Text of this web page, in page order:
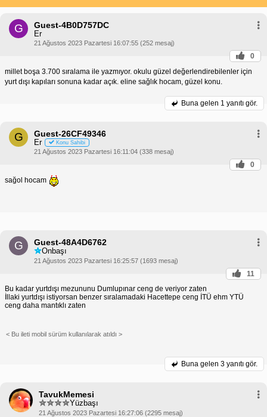
G Guest-4B0D757DC
Er
21 Ağustos 2023 Pazartesi 16:07:55 (252 mesaj)
0
millet boşa 3.700 sıralama ile yazmıyor. okulu güzel değerlendirebilenler için
yurt dışı kapıları sonuna kadar açık. eline sağlık hocam, güzel konu.
Buna gelen 1 yanıtı gör.
G Guest-26CF49346
Er Konu Sahibi
21 Ağustos 2023 Pazartesi 16:11:04 (338 mesaj)
0
sağol hocam
G Guest-48A4D6762
Onbaşı
21 Ağustos 2023 Pazartesi 16:25:57 (1693 mesaj)
11
Bu kadar yurtdışı mezununu Dumlupınar ceng de veriyor zaten
İllaki yurtdışı istiyorsan benzer sıralamadaki Hacettepe ceng İTÜ ehm YTÜ
ceng daha mantıklı zaten
< Bu ileti mobil sürüm kullanılarak atıldı >
Buna gelen 3 yanıtı gör.
TavukMemesi
Yüzbaşı
21 Ağustos 2023 Pazartesi 16:27:06 (2295 mesaj)